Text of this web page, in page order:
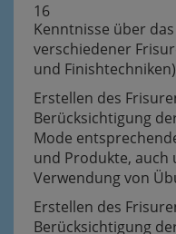
16
Kenntnisse über
verschiedener
und Finishtechniken)
Erstellen des
Berücksichtigung
Mode
und Produkte, auch
Verwendung von
Erstellen des
Berücksichtigung